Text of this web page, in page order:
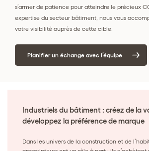
s’armer de patience pour atteindre le précieux
expertise du secteur bâtiment, nous vous
votre visibilité auprès de cette cible.
Planifier un échange avec l’équipe
Industriels du bâtiment : créez de la
développez la préférence de marque
Dans les univers de la construction et de